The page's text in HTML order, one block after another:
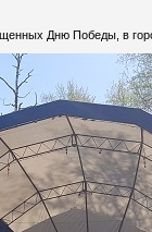
Дню Победы, в